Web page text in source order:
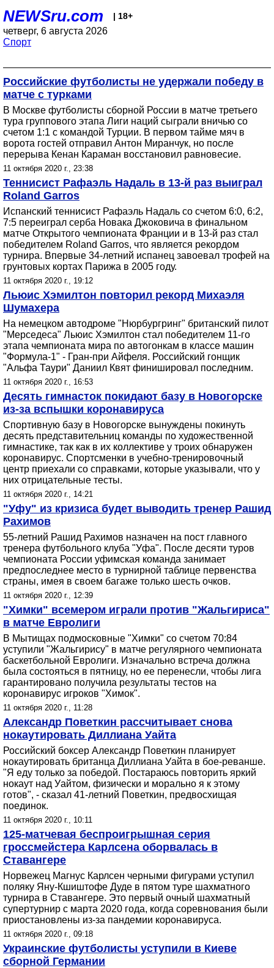
NEWSru.com | 18+
четверг, 6 августа 2026
Спорт
Российские футболисты не удержали победу в
матче с турками
В Москве футболисты сборной России в матче третьего
тура группового этапа Лиги наций сыграли вничью со
счетом 1:1 с командой Турции. В первом тайме мяч в
ворота гостей отправил Антон Миранчук, но после
перерыва Кенан Караман восстановил равновесие.
11 октября 2020 г., 23:38
Теннисист Рафаэль Надаль в 13-й раз выиграл
Roland Garros
Испанский теннисист Рафаэль Надаль со счетом 6:0, 6:2,
7:5 переиграл серба Новака Джоковича в финальном
матче Открытого чемпионата Франции и в 13-й раз стал
победителем Roland Garros, что является рекордом
турнира. Впервые 34-летний испанец завоевал трофей на
грунтовых кортах Парижа в 2005 году.
11 октября 2020 г., 19:12
Льюис Хэмилтон повторил рекорд Михаэля
Шумахера
На немецком автодроме "Нюрбургринг" британский пилот
"Мерседеса" Льюис Хэмилтон стал победителем 11-го
этапа чемпионата мира по автогонкам в классе машин
"Формула-1" - Гран-при Айфеля. Российский гонщик
"Альфа Таури" Даниил Квят финишировал последним.
11 октября 2020 г., 16:53
Десять гимнасток покидают базу в Новогорске
из-за вспышки коронавируса
Спортивную базу в Новогорске вынуждены покинуть
десять представительниц команды по художественной
гимнастике, так как в их коллективе у троих обнаружен
коронавирус. Спортсменки в учебно-тренировочный
центр приехали со справками, которые указывали, что у
них отрицательные тесты.
11 октября 2020 г., 14:21
"Уфу" из кризиса будет выводить тренер Рашид
Рахимов
55-летний Рашид Рахимов назначен на пост главного
тренера футбольного клуба "Уфа". После десяти туров
чемпионата России уфимская команда занимает
предпоследнее место в турнирной таблице первенства
страны, имея в своем багаже только шесть очков.
11 октября 2020 г., 12:39
"Химки" всемером играли против "Жальгириса"
в матче Евролиги
В Мытищах подмосковные "Химки" со счетом 70:84
уступили "Жальгирису" в матче регулярного чемпионата
баскетбольной Евролиги. Изначально встреча должна
была состояться в пятницу, но ее перенесли, чтобы лига
гарантировано получила результаты тестов на
коронавирус игроков "Химок".
11 октября 2020 г., 11:28
Александр Поветкин рассчитывает снова
нокаутировать Диллиана Уайта
Российский боксер Александр Поветкин планирует
нокаутировать британца Диллиана Уайта в бое-реванше.
"Я еду только за победой. Постараюсь повторить яркий
нокаут над Уайтом, физически и морально я к этому
готов", - сказал 41-летний Поветкин, предвосхищая
поединок.
11 октября 2020 г., 10:11
125-матчевая беспроигрышная серия
гроссмейстера Карлсена оборвалась в
Ставангере
Норвежец Магнус Карлсен черными фигурами уступил
поляку Яну-Кшиштофе Дуде в пятом туре шахматного
турнира в Ставангере. Это первый очный шахматный
супертурнир с марта 2020 года, когда соревнования были
приостановлены из-за пандемии коронавируса.
11 октября 2020 г., 09:18
Украинские футболисты уступили в Киеве
сборной Германии